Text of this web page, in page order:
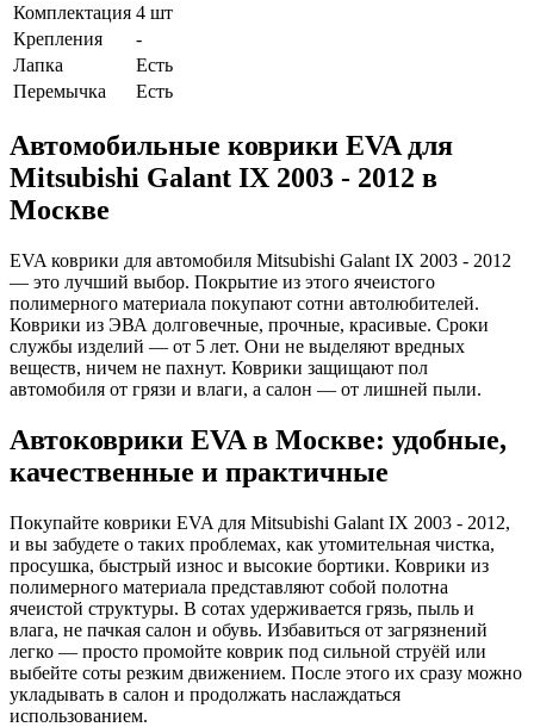
Комплектация 4 шт
Крепления
-
Лапка
Есть
Перемычка
Есть
Автомобильные коврики EVA для
Mitsubishi Galant IX 2003 - 2012 в
Москве
EVA коврики для автомобиля Mitsubishi Galant IX 2003 - 2012
— это лучший выбор. Покрытие из этого ячеистого
полимерного материала покупают сотни автолюбителей.
Коврики из ЭВА долговечные, прочные, красивые. Сроки
службы изделий — от 5 лет. Они не выделяют вредных
веществ, ничем не пахнут. Коврики защищают пол
автомобиля от грязи и влаги, а салон — от лишней пыли.
Автоковрики EVA в Москве: удобные,
качественные и практичные
Покупайте коврики EVA для Mitsubishi Galant IX 2003 - 2012,
и вы забудете о таких проблемах, как утомительная чистка,
просушка, быстрый износ и высокие бортики. Коврики из
полимерного материала представляют собой полотна
ячеистой структуры. В сотах удерживается грязь, пыль и
влага, не пачкая салон и обувь. Избавиться от загрязнений
легко — просто промойте коврик под сильной струёй или
выбейте соты резким движением. После этого их сразу можно
укладывать в салон и продолжать наслаждаться
использованием.